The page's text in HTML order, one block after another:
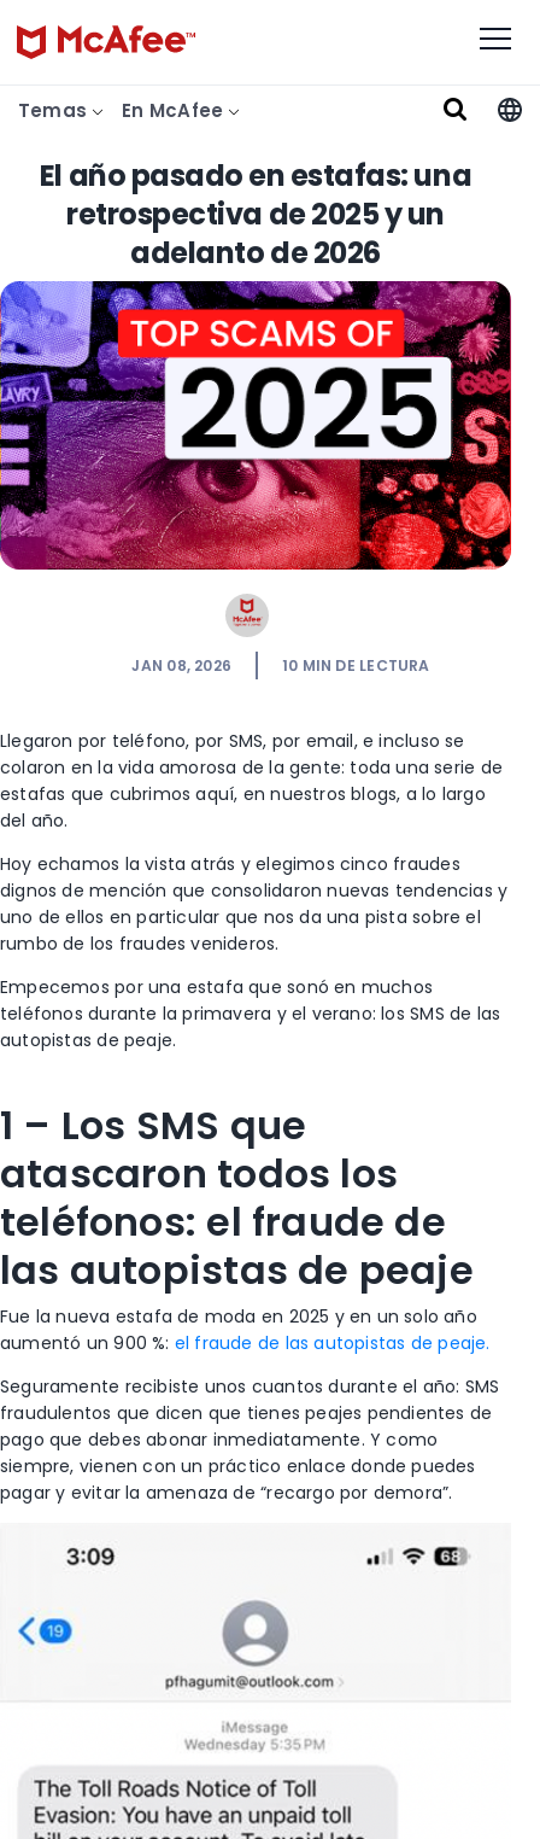
Temas En McAfee
El año pasado en estafas: una
retrospectiva de 2025 y un
adelanto de 2026
JAN 08, 2026 10 MIN DE LECTURA
Llegaron por teléfono, por SMS, por email, e incluso se
colaron en la vida amorosa de la gente: toda una serie de
estafas que cubrimos aquí, en nuestros blogs, a lo largo
del año.
Hoy echamos la vista atrás y elegimos cinco fraudes
dignos de mención que consolidaron nuevas tendencias y
uno de ellos en particular que nos da una pista sobre el
rumbo de los fraudes venideros.
Empecemos por una estafa que sonó en muchos
teléfonos durante la primavera y el verano: los SMS de las
autopistas de peaje.
1 – Los SMS que
atascaron todos los
teléfonos: el fraude de
las autopistas de peaje
Fue la nueva estafa de moda en 2025 y en un solo año
aumentó un 900 %: el fraude de las autopistas de peaje.
Seguramente recibiste unos cuantos durante el año: SMS
fraudulentos que dicen que tienes peajes pendientes de
pago que debes abonar inmediatamente. Y como
siempre, vienen con un práctico enlace donde puedes
pagar y evitar la amenaza de “recargo por demora”.